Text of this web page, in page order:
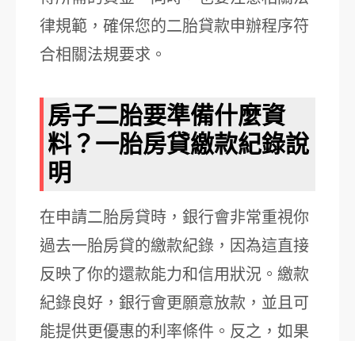
律規範，確保您的二胎貸款申辦程序符
合相關法規要求。
房子二胎要準備什麼資
料？一胎房貸繳款紀錄說
明
在申請二胎房貸時，銀行會非常重視你
過去一胎房貸的繳款紀錄，因為這直接
反映了你的還款能力和信用狀況。繳款
紀錄良好，銀行會更願意放款，並且可
能提供更優惠的利率條件。反之，如果